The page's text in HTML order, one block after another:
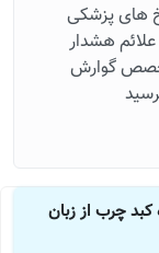
های پزشکی
هشدار
گوارش
کبد چرب از زبان